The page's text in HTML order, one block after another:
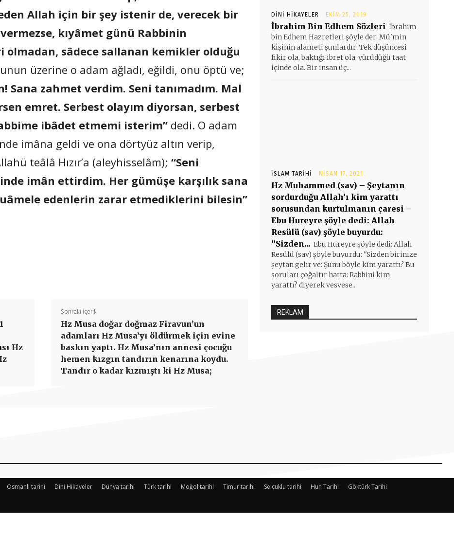
Allah için bir şey istenir de, verecek bir
kıyâmet günü Rabbinin
olmadan, sâdece sallanan kemikler olduğu
üzerine o adam ağladı, eğildi, onu öptü ve;
Sana zahmet verdim. Seni tanımadım. Mal
emret. Serbest olayım diyorsan, serbest
ibâdet etmemi isterim” dedi. O adam
imâna geldi ve ona dörtyüz altın verip,
teâlâ Hızır’a (aleyhisselâm); “Seni
imân ettirdim. Her gümüşe karşılık sana
edenlerin zarar etmediklerini bilesin”
Hz
Sonraki İçerik
Hz Musa doğar doğmaz Firavun’un
adamları Hz Musa’yı öldürmek için evine
baskın yaptı. Hz Musa’nın annesi çocuğu
hemen kızgın tandırın kenarına koydu.
Tandır o kadar kızmıştı ki Hz Musa;
DINI HIKAYELER EKIM 25, 2019
İbrahim Bin Edhem Sözleri İbrahim
bin Edhem Hazretleri şöyle der: Mü'min
kişinin alameti şunlardır: Tek düşüncesi
fikir ola, baktığı ibret ola, yürüdüğü taat
içinde ola. Bir insan üç...
İSLAM TARIHI NISAN 17, 2021
Hz Muhammed (sav) – Şeytanın
sordurduğu Allah’ı kim yarattı
sorusundan kurtulmanın çaresi –
Ebu Hureyre şöyle dedi: Allah
Resülü (sav) şöyle buyurdu:
”Sizden... Ebu Hureyre şöyle dedi: Allah
Resülü (sav) şöyle buyurdu: ''Sizden birinize
şeytan gelir ve: Şunu böyle kim yarattı? Bu
soruları çoğaltır hatta: Rabbini kim
yarattı? diyerek vesvese...
REKLAM
Osmanlı tarihi Dini Hikayeler Dünya tarihi Türk tarihi Moğol tarihi Timur tarihi Selçuklu tarihi Hun Tarihi Göktürk Tarihi